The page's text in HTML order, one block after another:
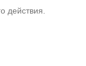
действия.